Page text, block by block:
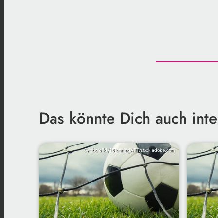
Das könnte Dich auch
Symbolbild/1STunningART/stock.adobe.com